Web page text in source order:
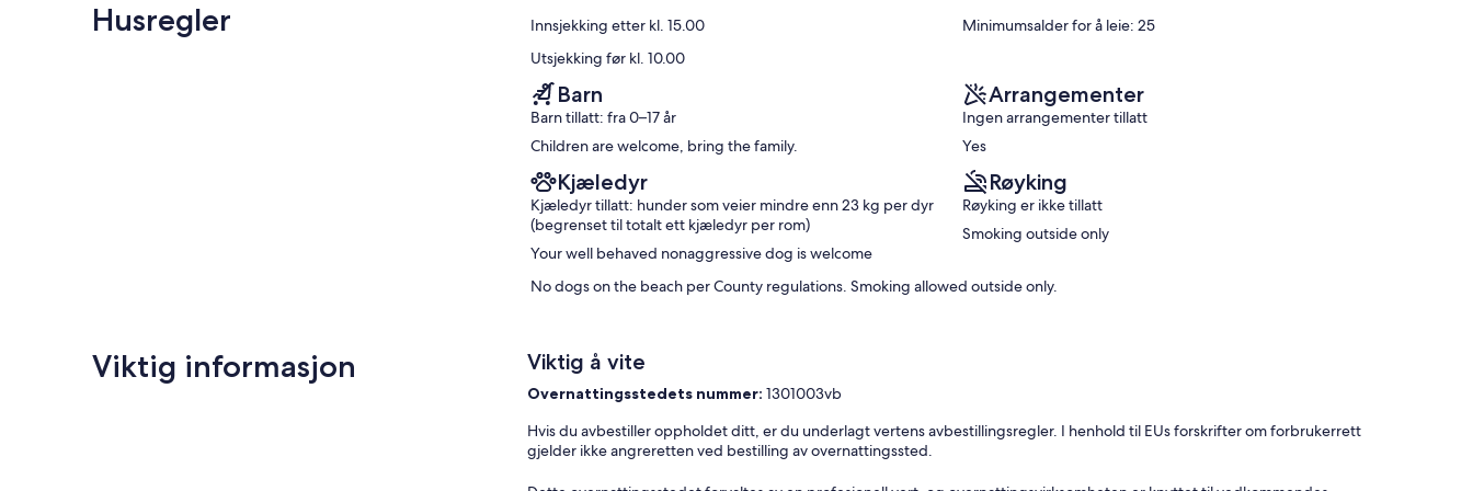
Manasota
Key
Suverent,
(15
anmeldelser)
anmeldelser)
Husregler Innsjekking etter kl. 15.00
Minimumsalder for å leie: 25
Utsjekking før kl. 10.00
Barn
Barn tillatt: fra 0–17 år
Children are welcome, bring the family.
Arrangementer
Ingen arrangementer tillatt
Yes
Kjæledyr
Kjæledyr tillatt: hunder som veier mindre enn 23 kg per dyr
(begrenset til totalt ett kjæledyr per rom)
Your well behaved nonaggressive dog is welcome
Røyking
Røyking er ikke tillatt
Smoking outside only
No dogs on the beach per County regulations. Smoking allowed outside only.
Viktig informasjon Viktig å vite
Overnattingsstedets nummer:1301003vb
Hvis du avbestiller oppholdet ditt, er du underlagt vertens avbestillingsregler. I henhold til EUs forskrifter om forbrukerrett
gjelder ikke angreretten ved bestilling av overnattingssted.